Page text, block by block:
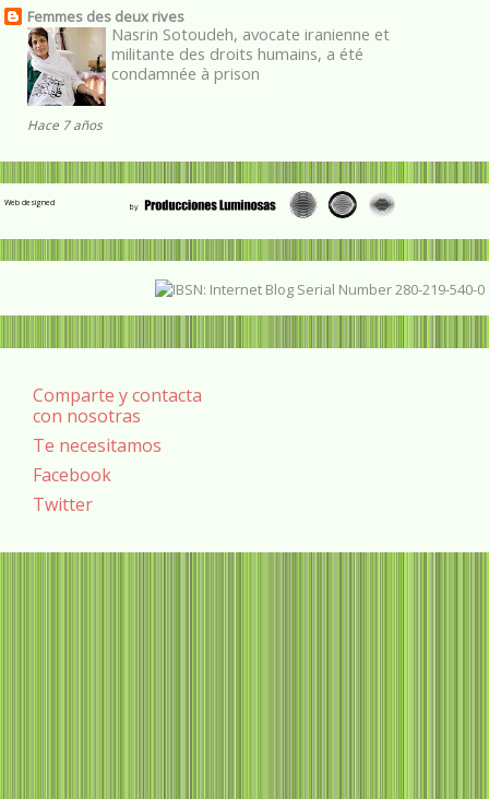
Femmes des deux rives
Nasrin Sotoudeh, avocate iranienne et
militante des droits humains, a été
condamnée à prison
Hace 7 años
Web designed
Comparte y contacta
con nosotras
Te necesitamos
Facebook
Twitter